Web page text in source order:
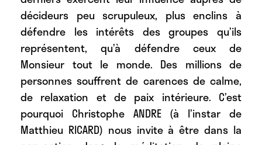
décideurs peu scrupuleux, plus enclins à
défendre les intérêts des groupes qu’ils
représentent, qu’à défendre ceux de
Monsieur tout le monde. Des millions de
personnes souffrent de carences de calme,
de relaxation et de paix intérieure. C’est
pourquoi Christophe ANDRE (à l’instar de
Matthieu RICARD) nous invite à être dans la